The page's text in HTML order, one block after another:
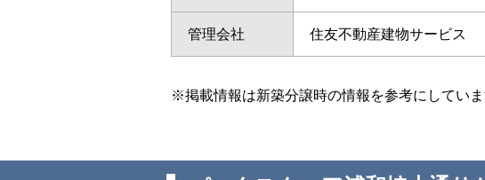
管理会社 住友不動産建物サービス
※掲載情報は新築分譲時の情報を参考にしていま